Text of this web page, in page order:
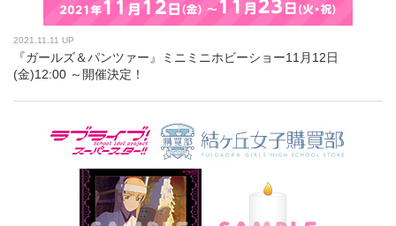
2021.11.11 UP
『ガールズ＆パンツァー』ミニミニホビーショー11月12日
(金)12:00 ～開催決定！